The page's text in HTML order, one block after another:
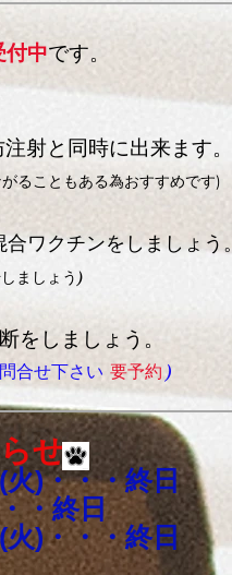
付中です。
射と同時に出来ます。
ることもある為おすすめです)
ワクチンをしましょう。
ましょう)
をしましょう。
合せ下さい 要予約 )
せ
・終日
終日
・終日